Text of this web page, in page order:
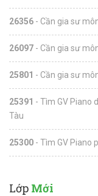
26356 - Cần gia sư
26097 - Cần gia sư
25801 - Cần gia sư
25391 - Tìm GV Piano
Tàu
25300 - Tìm GV Piano
Lớp Mới